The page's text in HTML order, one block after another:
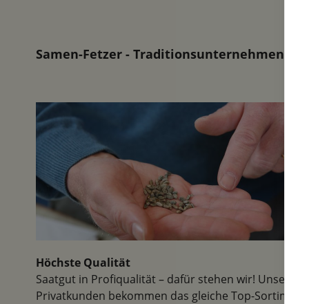
Samen-Fetzer - Traditionsunternehmen in
Höchste Qualität
Saatgut in Profiqualität – dafür stehen wir! Unsere
Privatkunden bekommen das gleiche Top-Sortiment